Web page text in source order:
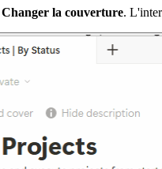
Changer la couverture.